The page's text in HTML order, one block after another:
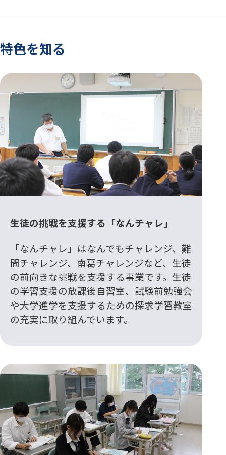
特色を知る
生徒の挑戦を支援する「なんチャレ」
「なんチャレ」はなんでもチャレンジ、難
問チャレンジ、南葛チャレンジなど、生徒
の前向きな挑戦を支援する事業です。生徒
の学習支援の放課後自習室、試験前勉強会
や大学進学を支援するための探求学習教室
の充実に取り組んでいます。